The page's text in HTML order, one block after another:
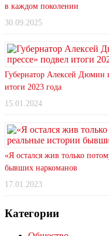
в каждом поколении
30.09.2025
Губернатор Алексей Дюмин
итоги 2023 года
15.01.2024
«Я остался жив только
бывших наркоманов
17.01.2023
Категории